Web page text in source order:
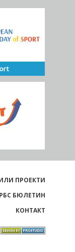
ПРОЕКТИ
БЮЛЕТИН
КОНТАКТ